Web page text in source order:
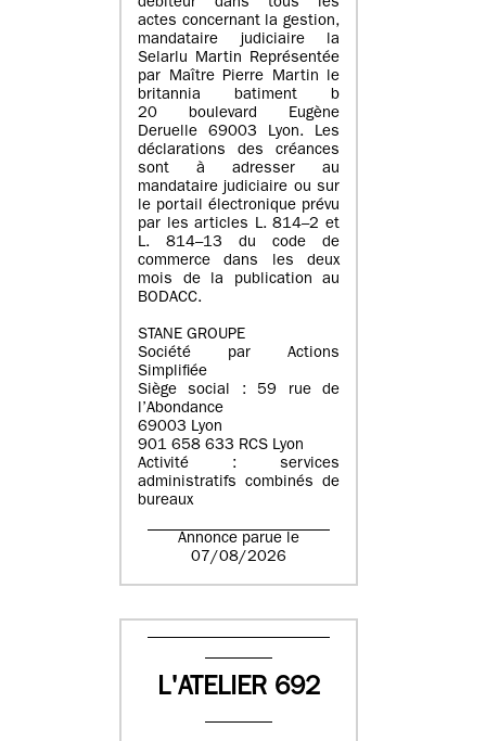
débiteur dans tous les
actes concernant la gestion,
mandataire judiciaire la
Selarlu Martin Représentée
par Maître Pierre Martin le
britannia batiment b
20 boulevard Eugène
Deruelle 69003 Lyon. Les
déclarations des créances
sont à adresser au
mandataire judiciaire ou sur
le portail électronique prévu
par les articles L. 814–2 et
L. 814–13 du code de
commerce dans les deux
mois de la publication au
BODACC.
STANE GROUPE
Société par Actions
Simplifiée
Siège social : 59 rue de
l’Abondance
69003 Lyon
901 658 633 RCS Lyon
Activité : services
administratifs combinés de
bureaux
Annonce parue le
07/08/2026
L'ATELIER 692